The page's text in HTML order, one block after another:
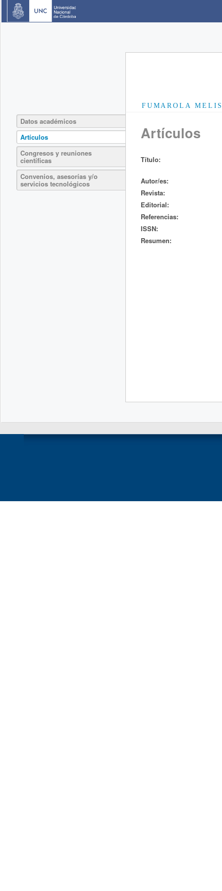
FUMAROLA
Datos académicos
Artículos
Congresos y reuniones
científicas
Convenios, asesorías y/o
servicios tecnológicos
Artículos
Título:
Autor/es:
Revista:
Editorial:
Referencias:
ISSN:
Resumen: